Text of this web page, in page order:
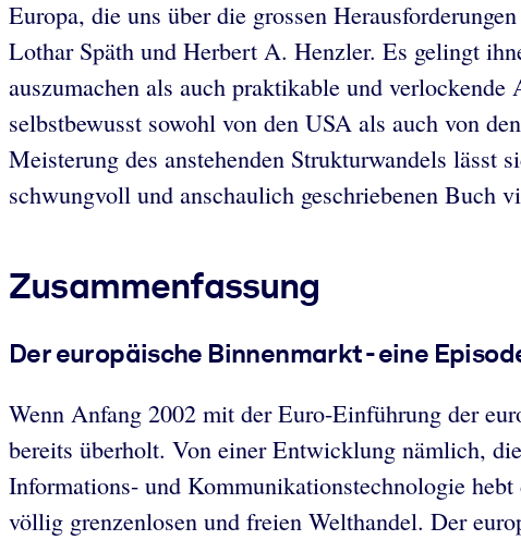
Europa, die uns über die grossen
Lothar Späth und Herbert A. Henzler. Es gelingt
auszumachen als auch praktikable und
selbstbewusst sowohl von den USA als auch von
Meisterung des anstehenden Strukturwandels lässt
schwungvoll und anschaulich geschriebenen Buch
Zusammenfassung
Der europäische Binnenmarkt - eine
Wenn Anfang 2002 mit der Euro-Einführung der
bereits überholt. Von einer Entwicklung nämlich,
Informations- und Kommunikationstechnologie
völlig grenzenlosen und freien Welthandel. Der